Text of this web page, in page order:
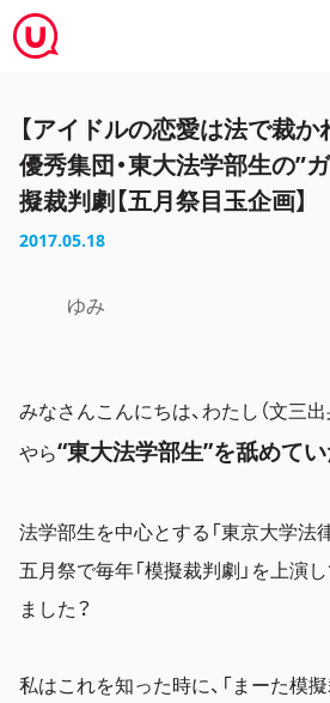
【アイドルの恋愛は法で裁か
優秀集団・東大法学部生の”
擬裁判劇【五月祭目玉企画】
2017.05.18
ゆみ
みなさんこんにちは、わたし（文三出
やら“東大法学部生”を舐めて
法学部生を中心とする「東京大学法
五月祭で毎年「模擬裁判劇」を上演
ました？
私はこれを知った時に、「まーた模